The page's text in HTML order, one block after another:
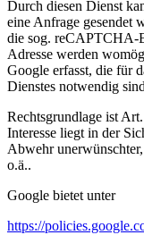
Durch diesen Dienst
eine Anfrage gesendet
die sog. reCAPTCHA-
Adresse werden
Google erfasst, die für
Dienstes notwendig
Rechtsgrundlage ist
Interesse liegt in der
Abwehr
o.ä..
Google bietet unter
https://